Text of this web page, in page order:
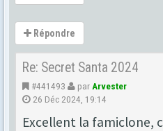
Répondre
Re: Secret Santa 2024
#441493 par Arvester
26 Déc 2024, 19:14
Excellent la famiclone,